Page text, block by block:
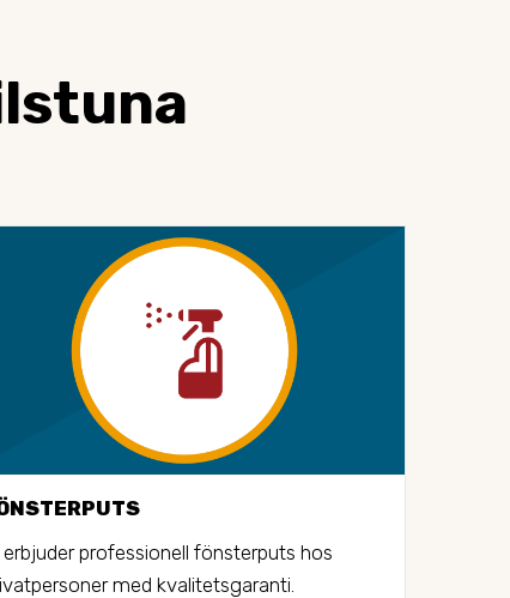
erbjuder professionell fönsterputs hos
med kvalitetsgaranti.